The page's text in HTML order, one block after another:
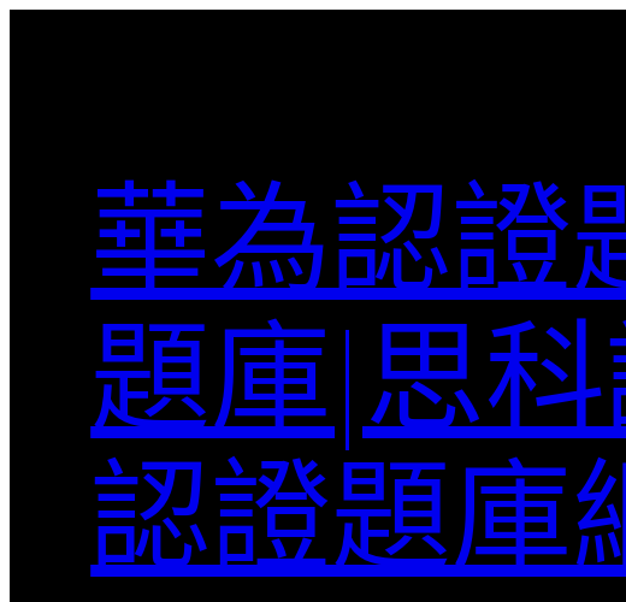
華為認證
題庫|思
認證題庫